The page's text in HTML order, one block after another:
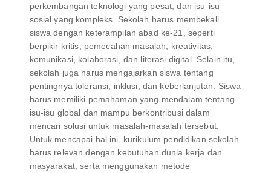
perkembangan teknologi yang pesat, dan isu-isu
sosial yang kompleks. Sekolah harus membekali
siswa dengan keterampilan abad ke-21, seperti
berpikir kritis, pemecahan masalah, kreativitas,
komunikasi, kolaborasi, dan literasi digital. Selain itu,
sekolah juga harus mengajarkan siswa tentang
pentingnya toleransi, inklusi, dan keberlanjutan. Siswa
harus memiliki pemahaman yang mendalam tentang
isu-isu global dan mampu berkontribusi dalam
mencari solusi untuk masalah-masalah tersebut.
Untuk mencapai hal ini, kurikulum pendidikan sekolah
harus relevan dengan kebutuhan dunia kerja dan
masyarakat, serta menggunakan metode